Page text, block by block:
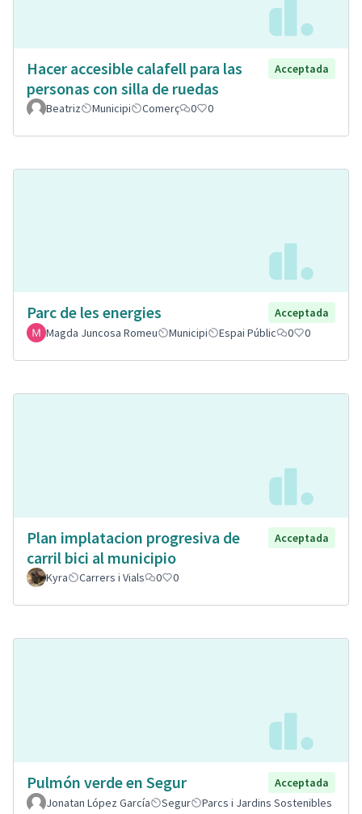
Hacer accesible calafell para las
personas con silla de ruedas
Acceptada
Beatriz Municipi Comerç 0 0
Parc de les energies
Acceptada
Magda Juncosa Romeu
Municipi Espai Públic 0 0
Plan implatacion progresiva de
carril bici al municipio
Acceptada
Kyra Carrers i Vials 0 0
Pulmón verde en Segur
Acceptada
Jonatan López García
Segur
Parcs i Jardins Sostenibles